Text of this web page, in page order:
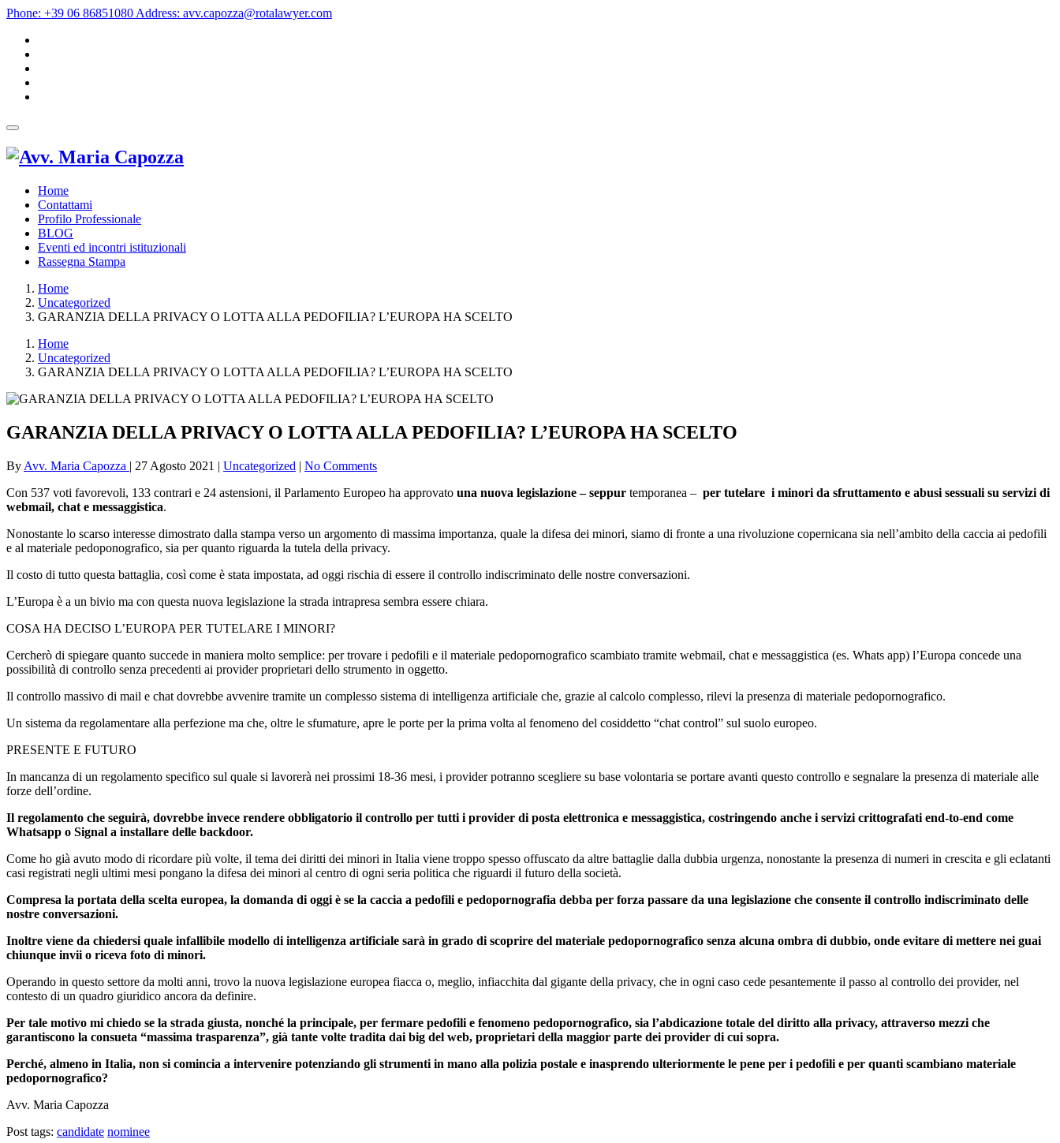
Phone: +39 06 86851080 Address: avv.capozza@rotalawyer.com
Home
Contattami
Profilo Professionale
BLOG
Eventi ed incontri istituzionali
Rassegna Stampa
Home
Uncategorized
GARANZIA DELLA PRIVACY O LOTTA ALLA PEDOFILIA? L’EUROPA HA SCELTO
Home
Uncategorized
GARANZIA DELLA PRIVACY O LOTTA ALLA PEDOFILIA? L’EUROPA HA SCELTO
GARANZIA DELLA PRIVACY O LOTTA ALLA PEDOFILIA? L’EUROPA HA SCELTO
By Avv. Maria Capozza | 27 Agosto 2021 | Uncategorized | No Comments
Con 537 voti favorevoli, 133 contrari e 24 astensioni, il Parlamento Europeo ha approvato una nuova legislazione – seppur temporanea – per tutelare i minori da sfruttamento e abusi sessuali su servizi di
webmail, chat e messaggistica.
Nonostante lo scarso interesse dimostrato dalla stampa verso un argomento di massima importanza, quale la difesa dei minori, siamo di fronte a una rivoluzione copernicana sia nell’ambito della caccia ai pedofili
e al materiale pedoponografico, sia per quanto riguarda la tutela della privacy.
Il costo di tutto questa battaglia, così come è stata impostata, ad oggi rischia di essere il controllo indiscriminato delle nostre conversazioni.
L’Europa è a un bivio ma con questa nuova legislazione la strada intrapresa sembra essere chiara.
COSA HA DECISO L’EUROPA PER TUTELARE I MINORI?
Cercherò di spiegare quanto succede in maniera molto semplice: per trovare i pedofili e il materiale pedopornografico scambiato tramite webmail, chat e messaggistica (es. Whats app) l’Europa concede una
possibilità di controllo senza precedenti ai provider proprietari dello strumento in oggetto.
Il controllo massivo di mail e chat dovrebbe avvenire tramite un complesso sistema di intelligenza artificiale che, grazie al calcolo complesso, rilevi la presenza di materiale pedopornografico.
Un sistema da regolamentare alla perfezione ma che, oltre le sfumature, apre le porte per la prima volta al fenomeno del cosiddetto “chat control” sul suolo europeo.
PRESENTE E FUTURO
In mancanza di un regolamento specifico sul quale si lavorerà nei prossimi 18-36 mesi, i provider potranno scegliere su base volontaria se portare avanti questo controllo e segnalare la presenza di materiale alle
forze dell’ordine.
Il regolamento che seguirà, dovrebbe invece rendere obbligatorio il controllo per tutti i provider di posta elettronica e messaggistica, costringendo anche i servizi crittografati end-to-end come
Whatsapp o Signal a installare delle backdoor.
Come ho già avuto modo di ricordare più volte, il tema dei diritti dei minori in Italia viene troppo spesso offuscato da altre battaglie dalla dubbia urgenza, nonostante la presenza di numeri in crescita e gli eclatanti
casi registrati negli ultimi mesi pongano la difesa dei minori al centro di ogni seria politica che riguardi il futuro della società.
Compresa la portata della scelta europea, la domanda di oggi è se la caccia a pedofili e pedopornografia debba per forza passare da una legislazione che consente il controllo indiscriminato delle
nostre conversazioni.
Inoltre viene da chiedersi quale infallibile modello di intelligenza artificiale sarà in grado di scoprire del materiale pedopornografico senza alcuna ombra di dubbio, onde evitare di mettere nei guai
chiunque invii o riceva foto di minori.
Operando in questo settore da molti anni, trovo la nuova legislazione europea fiacca o, meglio, infiacchita dal gigante della privacy, che in ogni caso cede pesantemente il passo al controllo dei provider, nel
contesto di un quadro giuridico ancora da definire.
Per tale motivo mi chiedo se la strada giusta, nonché la principale, per fermare pedofili e fenomeno pedopornografico, sia l’abdicazione totale del diritto alla privacy, attraverso mezzi che
garantiscono la consueta “massima trasparenza”, già tante volte tradita dai big del web, proprietari della maggior parte dei provider di cui sopra.
Perché, almeno in Italia, non si comincia a intervenire potenziando gli strumenti in mano alla polizia postale e inasprendo ulteriormente le pene per i pedofili e per quanti scambiano materiale
pedopornografico?
Avv. Maria Capozza
Post tags: candidate nominee